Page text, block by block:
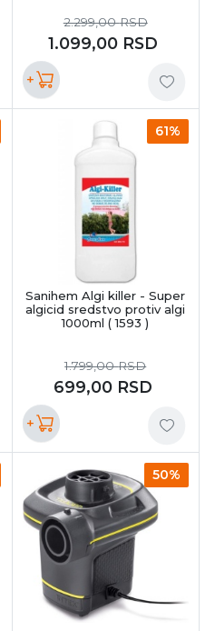
1.099,00 RSD
2.299,00RSD
+
61%
Sanihem Algi killer - Super
algicid sredstvo protiv algi
1000ml ( 1593 )
699,00 RSD
1.799,00RSD
+
50%